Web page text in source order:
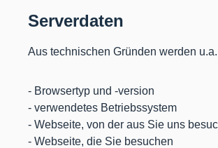
Serverdaten
Aus technischen Gründen werden
- Browsertyp und -version
- verwendetes Betriebssystem
- Webseite, von der aus Sie uns
- Webseite, die Sie besuchen